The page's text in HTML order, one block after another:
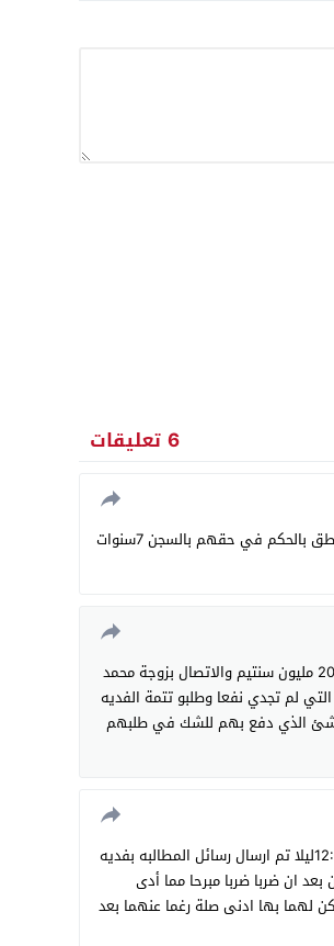
6 تعليقات
للإشارة فقط أن الأخوه المسجونين مضربين عن الطعام منذ النطق بالحكم في حقهم بالسجن 7سنوات
زد علی ذلك أن القضية الغامضة بدأت بمختطفين طالبو بفدية 20 مليون سنتيم والاتصال بزوجة محمد
لم تجدي نفعا وطلبو تتمة الفديه
الذي دفع بهم للشك في طلبهم
بعد القاء القبض علی الضحايا وتسجيل المحضر في الساعة 12:00ليلا تم ارسال رسائل المطالبه بفديه
ان ضربا ضربا مبرحا مما أدی
لهما بها ادنی صلة رغما عنهما بعد